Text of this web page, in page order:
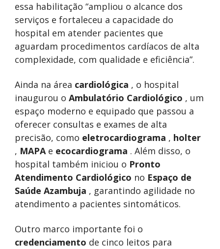
essa habilitação “ampliou o alcance dos
serviços e fortaleceu a capacidade do
hospital em atender pacientes que
aguardam procedimentos cardíacos de alta
complexidade, com qualidade e eficiência”.
Ainda na área cardiológica , o hospital
inaugurou o Ambulatório Cardiológico , um
espaço moderno e equipado que passou a
oferecer consultas e exames de alta
precisão, como eletrocardiograma , holter
, MAPAe ecocardiograma . Além disso, o
hospital também iniciou o Pronto
Atendimento Cardiológico no Espaço de
Saúde Azambuja , garantindo agilidade no
atendimento a pacientes sintomáticos.
Outro marco importante foi o
credenciamento de cinco leitos para